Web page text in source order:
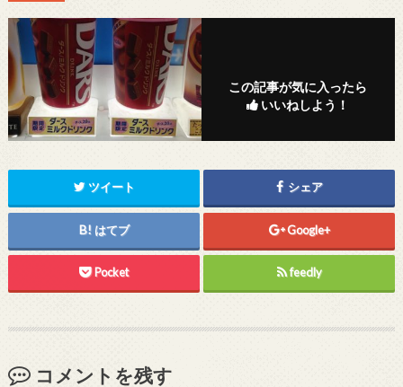
この記事が気に入ったら
いいねしよう！
ツイート シェア
はてブ Google+
Pocket feedly
コメントを残す